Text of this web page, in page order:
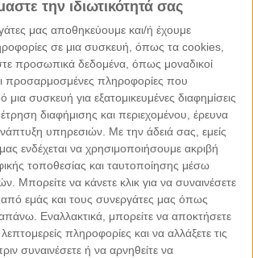
την ιδιωτικότητά σας
μας αποθηκεύουμε και/ή έχουμε
σε μια συσκευή, όπως τα cookies,
προσωπικά δεδομένα, όπως μοναδικοί
προσαρμοσμένες πληροφορίες που
συσκευή για εξατομικευμένες διαφημίσεις
διαφήμισης και περιεχομένου, έρευνα
υπηρεσιών. Με την άδειά σας, εμείς
ενδέχεται να χρησιμοποιήσουμε ακριβή
τοποθεσίας και ταυτοποίησης μέσω
Μπορείτε να κάνετε κλικ για να συναινέσετε
εμάς και τους συνεργάτες μας όπως
Εναλλακτικά, μπορείτε να αποκτήσετε
πληροφορίες και να αλλάξετε τις
συναινέσετε ή να αρνηθείτε να
Leaflet | © OpenStreetMap contributors